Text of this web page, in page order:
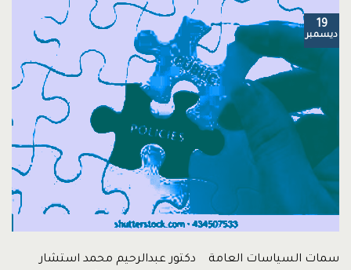
19
ديسمبر
سمات السياسات العامة دكتور عبدالرحيم محمد استشار